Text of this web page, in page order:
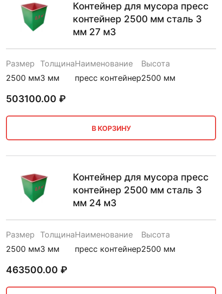
Контейнер для мусора пресс
контейнер 2500 мм сталь 3
мм 27 м3
Размер
2500 мм
Толщина
3 мм
Наименование
пресс контейнер
Высота
2500 мм
503100.00 ₽
В КОРЗИНУ
Контейнер для мусора пресс
контейнер 2500 мм сталь 3
мм 24 м3
Размер
2500 мм
Толщина
3 мм
Наименование
пресс контейнер
Высота
2500 мм
463500.00 ₽